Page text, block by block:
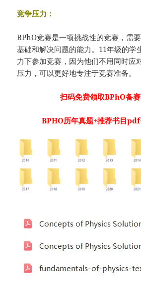
竞争压力：
BPhO竞赛是一项挑战性的竞赛，需
基础和解决问题的能力。11年级的学
力下参加竞赛，因为他们不用同时应
压力，可以更好地专注于竞赛准备。
扫码免费领取BPhO备
BPHO历年真题+推荐书目